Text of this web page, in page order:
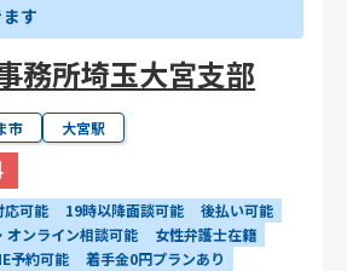
す
務所埼玉大宮支部
市 大宮駅
応可能 19時以降面談可能
後払い可能
オンライン相談可能
女性弁護士在籍
予約可能
着手金0円プランあり